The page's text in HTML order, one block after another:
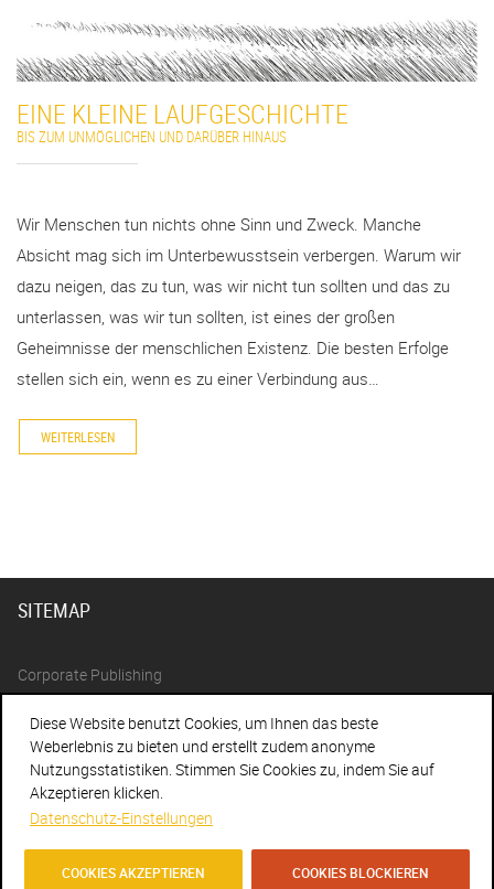
EINE KLEINE LAUFGESCHICHTE
BIS ZUM UNMÖGLICHEN UND DARÜBER HINAUS
Wir Menschen tun nichts ohne Sinn und Zweck. Manche
Absicht mag sich im Unterbewusstsein verbergen. Warum wir
dazu neigen, das zu tun, was wir nicht tun sollten und das zu
unterlassen, was wir tun sollten, ist eines der großen
Geheimnisse der menschlichen Existenz. Die besten Erfolge
stellen sich ein, wenn es zu einer Verbindung aus…
WEITERLESEN
SITEMAP
Corporate Publishing
Referenzen
Agentur
Team
Diese Website benutzt Cookies, um Ihnen das beste
Weberlebnis zu bieten und erstellt zudem anonyme
Nutzungsstatistiken. Stimmen Sie Cookies zu, indem Sie auf
Akzeptieren klicken.
Datenschutz-Einstellungen
COOKIES AKZEPTIEREN COOKIES BLOCKIEREN